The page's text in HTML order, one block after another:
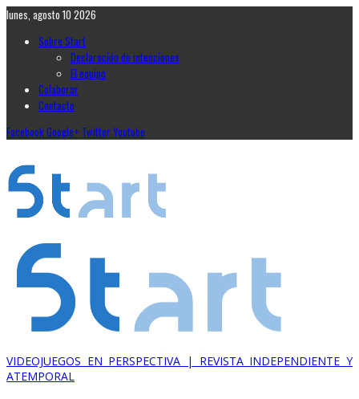
lunes, agosto 10 2026
Sobre Start
Declaración de intenciones
El equipo
Colaborar
Contacto
FacebookGoogle+ TwitterYoutube
VIDEOJUEGOS EN PERSPECTIVA | REVISTA INDEPENDIENTE Y
ATEMPORAL